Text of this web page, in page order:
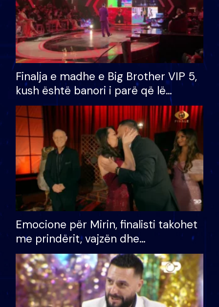
Finalja e madhe e Big Brother VIP 5,
kush është banori i parë që lë
shtëpinë dhe humb mundësinë për
të fituar çmimin e madh
Emocione për Mirin, finalisti takohet
me prindërit, vajzën dhe
bashkëshorten: S’kemi ndonjë letër
divorci apo jo?